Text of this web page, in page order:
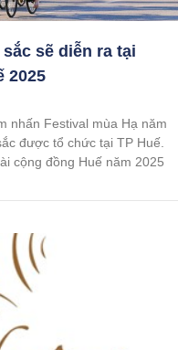
sẽ diễn ra tại
2025
nhấn Festival mùa Hạ năm
được tổ chức tại TP Huế.
cộng đồng Huế năm 2025